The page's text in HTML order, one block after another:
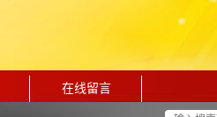
在线留言